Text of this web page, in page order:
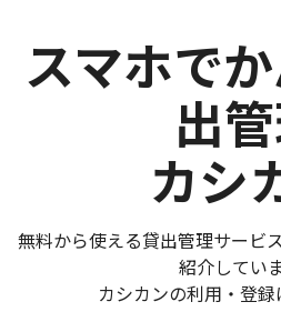
スマホで
出
カシ
無料から使える貸出管理サービ
紹介していま
カシカンの利用・登録